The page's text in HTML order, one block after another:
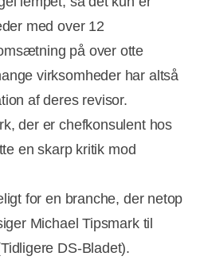
med over 12
på over otte
virksomheder har altså
af deres revisor.
der er chefkonsulent hos
en skarp kritik mod
for en branche, der netop
Michael Tipsmark til
DS-Bladet).